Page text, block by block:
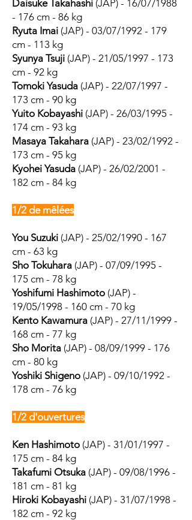
Daisuke Takahashi (JAP) - 16/07/1988
- 176 cm - 86 kg
Ryuta Imai (JAP) - 03/07/1992 - 179
cm - 113 kg
Syunya Tsuji (JAP) - 21/05/1997 - 173
cm - 92 kg
Tomoki Yasuda (JAP) - 22/07/1997 -
173 cm - 90 kg
Yuito Kobayashi (JAP) - 26/03/1995 -
174 cm - 93 kg
Masaya Takahara (JAP) - 23/02/1992 -
173 cm - 95 kg
Kyohei Yasuda (JAP) - 26/02/2001 -
182 cm - 84 kg
1/2 de mêlées
You Suzuki (JAP) - 25/02/1990 - 167
cm - 63 kg
Sho Tokuhara (JAP) - 07/09/1995 -
175 cm - 78 kg
Yoshifumi Hashimoto (JAP) -
19/05/1998 - 160 cm - 70 kg
Kento Kawamura (JAP) - 27/11/1999 -
168 cm - 77 kg
Sho Morita (JAP) - 08/09/1999 - 176
cm - 80 kg
Yoshiki Shigeno (JAP) - 09/10/1992 -
178 cm - 76 kg
1/2 d'ouvertures
Ken Hashimoto (JAP) - 31/01/1997 -
175 cm - 84 kg
Takafumi Otsuka (JAP) - 09/08/1996 -
181 cm - 81 kg
Hiroki Kobayashi (JAP) - 31/07/1998 -
182 cm - 92 kg